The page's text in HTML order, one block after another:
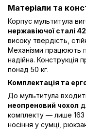
Матеріали та
Корпус мультитула
нержавіючої сталі
високу твердість,
Механізми працюють
надійна. Конструкція
понад 50 кг.
Комплектація та
До мультитула
неопреновий чохол
комплекту — лише
носіння у сумці,